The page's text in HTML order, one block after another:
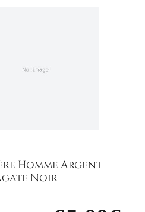
Homme Argent
Noir